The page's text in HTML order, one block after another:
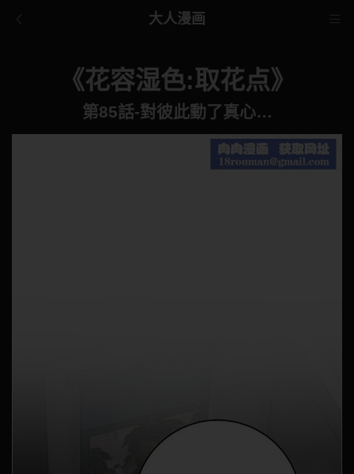
大人漫画
《花容湿色:取花点》
第85話-對彼此動了真心…